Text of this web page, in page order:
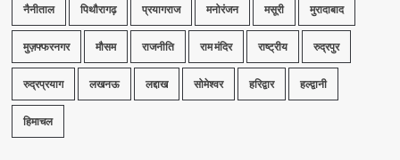
नैनीताल पिथौरागढ़ प्रयागराज मनोरंजन मसूरी मुरादाबाद
मुज़फ्फरनगर मौसम राजनीति राम मंदिर राष्ट्रीय रुद्रपुर
रुद्रप्रयाग लखनऊ लद्दाख सोमेश्वर हरिद्वार हल्द्वानी
हिमाचल